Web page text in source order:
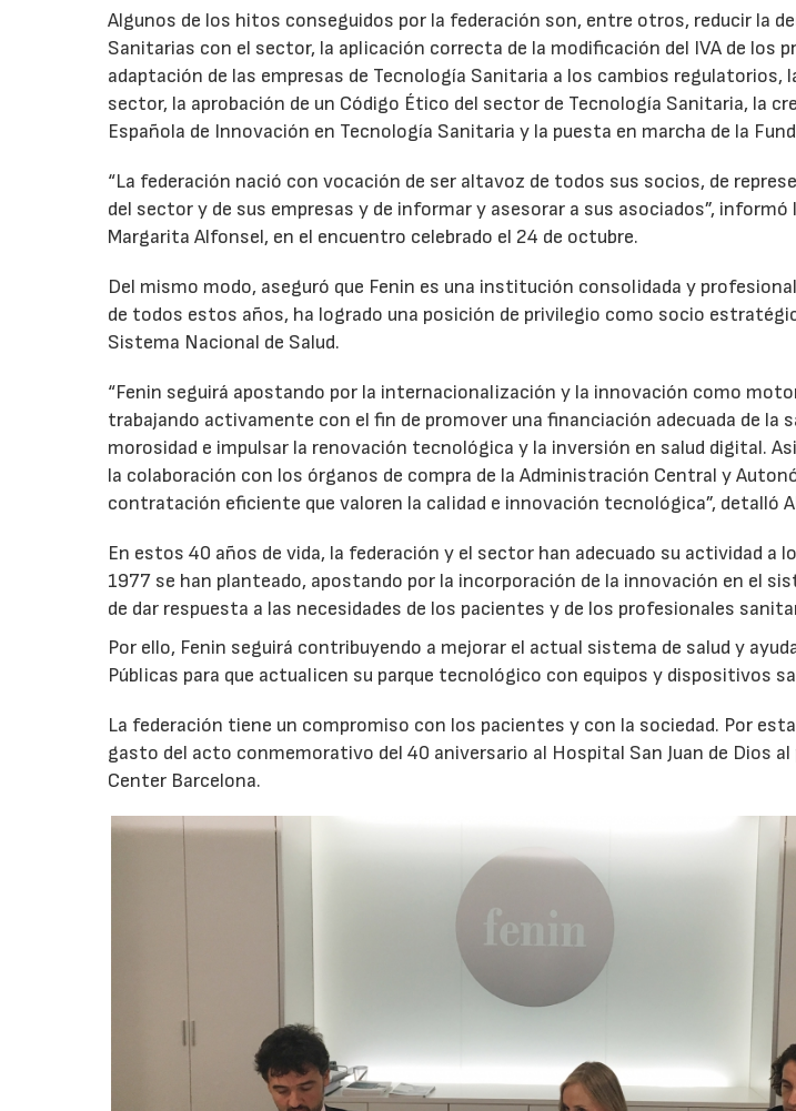
Algunos de los hitos conseguidos por la federación son, entre otros, reducir la
Sanitarias con el sector, la aplicación correcta de la modificación del IVA de los
adaptación de las empresas de Tecnología Sanitaria a los cambios regulatorios,
sector, la aprobación de un Código Ético del sector de Tecnología Sanitaria, la
Española de Innovación en Tecnología Sanitaria y la puesta en marcha de la
“La federación nació con vocación de ser altavoz de todos sus socios, de
del sector y de sus empresas y de informar y asesorar a sus asociados”, informó
Margarita Alfonsel, en el encuentro celebrado el 24 de octubre.
Del mismo modo, aseguró que Fenin es una institución consolidada y
de todos estos años, ha logrado una posición de privilegio como socio
Sistema Nacional de Salud.
“Fenin seguirá apostando por la internacionalización y la innovación como
trabajando activamente con el fin de promover una financiación adecuada de la
morosidad e impulsar la renovación tecnológica y la inversión en salud digital.
la colaboración con los órganos de compra de la Administración Central y
contratación eficiente que valoren la calidad e innovación tecnológica”, detalló
En estos 40 años de vida, la federación y el sector han adecuado su actividad a
1977 se han planteado, apostando por la incorporación de la innovación en el
de dar respuesta a las necesidades de los pacientes y de los profesionales
Por ello, Fenin seguirá contribuyendo a mejorar el actual sistema de salud y
Públicas para que actualicen su parque tecnológico con equipos y dispositivos
La federación tiene un compromiso con los pacientes y con la sociedad. Por
gasto del acto conmemorativo del 40 aniversario al Hospital San Juan de Dios
Center Barcelona.
07/07/2026